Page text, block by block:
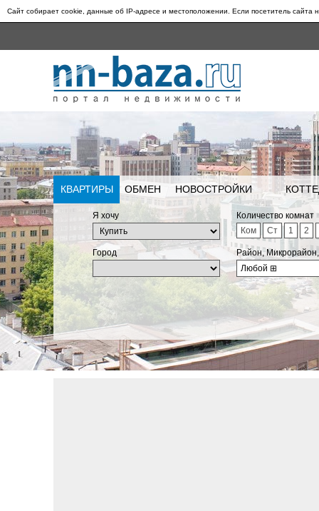
Сайт собирает cookie, данные об IP-адресе и местоположении. Если посетитель сайта
КВАРТИРЫ ОБМЕН НОВОСТРОЙКИ
Я хочу
Количество комнат
Ком
Ст 1 2
Город
Район,
Любой ⊞